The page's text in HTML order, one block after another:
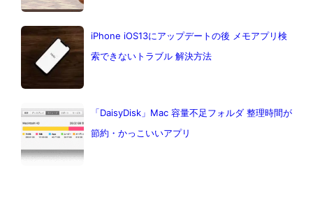
iPhone iOS13にアップデートの後 メモアプリ検
索できないトラブル 解決方法
「DaisyDisk」Mac 容量不足フォルダ 整理時間が
節約・かっこいいアプリ